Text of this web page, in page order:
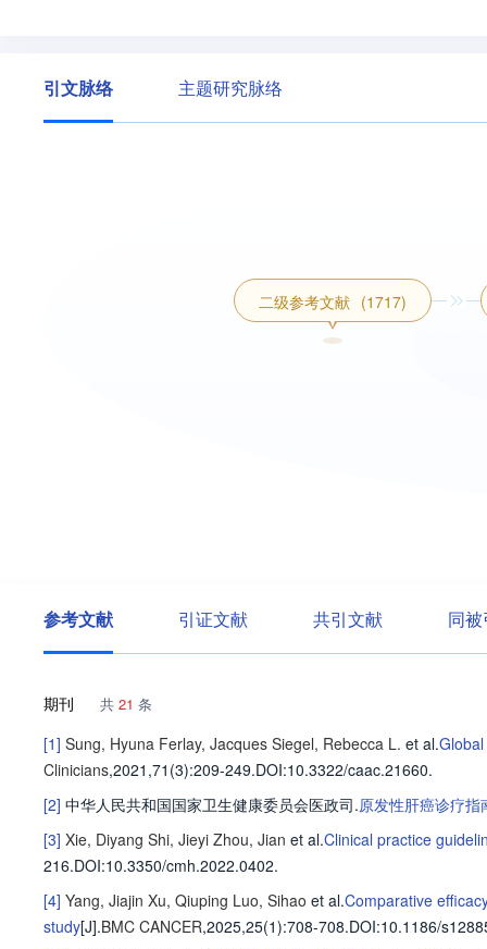
引文脉络 主题研究脉络
二级参考文献 (1717)
参考文献 引证文献 共引文献 同
期刊 共 21 条
[1] Sung, Hyuna Ferlay, Jacques Siegel, Rebecca L. et al.
Clinicians,2021,71(3):209-249.DOI:10.3322/caac.21660.
[2] 中华人民共和国国家卫生健康委员会医政司.原发性肝癌诊疗
[3] Xie, Diyang Shi, Jieyi Zhou, Jian et al.Clinical practice
216.DOI:10.3350/cmh.2022.0402.
[4] Yang, Jiajin Xu, Qiuping Luo, Sihao et al.Comparative
study[J].BMC CANCER,2025,25(1):708-708.DOI:10.1186/